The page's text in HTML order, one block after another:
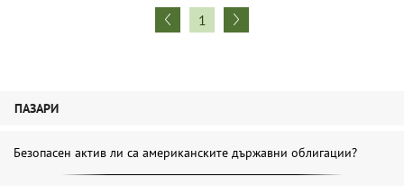
1
ПАЗАРИ
Безопасен актив ли са американските държавни облигации?